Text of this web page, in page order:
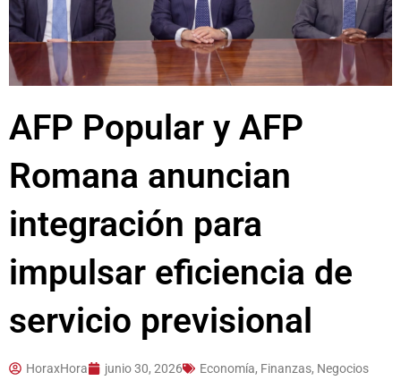
AFP Popular y AFP
Romana anuncian
integración para
impulsar eficiencia de
servicio previsional
HoraxHora junio 30, 2026 Economía, Finanzas, Negocios